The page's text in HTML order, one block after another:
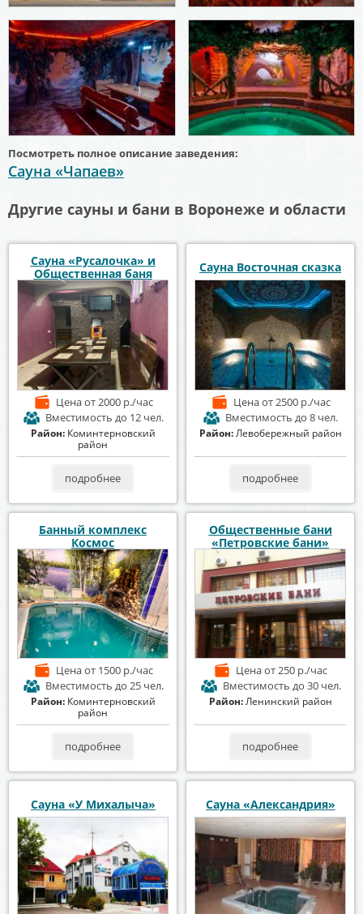
Посмотреть полное описание заведения:
Сауна «Чапаев»
Другие сауны и бани в Воронеже и области
Сауна «Русалочка» и
Общественная баня
Ценаот 2000 р./час
Вместимость до 12 чел.
Район: Коминтерновский
район
подробнее
Сауна Восточная сказка
Ценаот 2500 р./час
Вместимость до 8 чел.
Район:Левобережный район
подробнее
Банный комплекс
Космос
Ценаот 1500 р./час
Вместимость до 25 чел.
Район: Коминтерновский
район
подробнее
Общественные бани
«Петровские бани»
Ценаот 250 р./час
Вместимость до 30 чел.
Район:Ленинский район
подробнее
Сауна «У Михалыча» Сауна «Александрия»